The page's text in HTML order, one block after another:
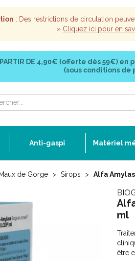
: Des restrictions de circulation
» Cliquez ici pour en
DE 4,90€ (offerte dès 59€) en
(sous conditions de
Anti-gaspi Matériel
de Gorge Sirops Alfa
ml
être